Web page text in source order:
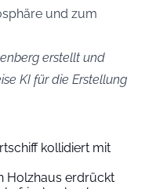
und zum
erstellt und
KI für die Erstellung
kollidiert mit
Holzhaus erdrückt